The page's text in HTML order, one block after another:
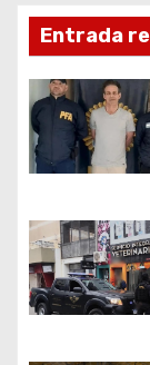
ó
n
d
e
e
n
t
Entrada